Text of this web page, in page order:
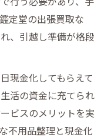
定堂の出張買取な
、引越し準備が格段
現金化してもらえて
活の資金に充てられ
ビスのメリットを実
不用品整理と現金化